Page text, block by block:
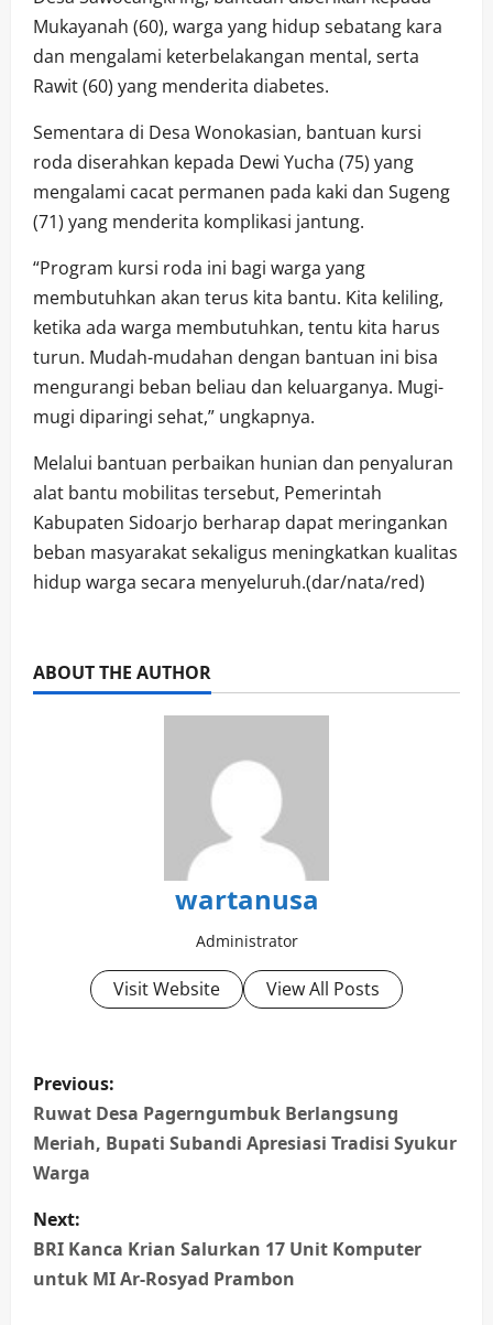
Mukayanah (60), warga yang hidup sebatang kara
dan mengalami keterbelakangan mental, serta
Rawit (60) yang menderita diabetes.
Sementara di Desa Wonokasian, bantuan kursi
roda diserahkan kepada Dewi Yucha (75) yang
mengalami cacat permanen pada kaki dan Sugeng
(71) yang menderita komplikasi jantung.
“Program kursi roda ini bagi warga yang
membutuhkan akan terus kita bantu. Kita keliling,
ketika ada warga membutuhkan, tentu kita harus
turun. Mudah-mudahan dengan bantuan ini bisa
mengurangi beban beliau dan keluarganya. Mugi-
mugi diparingi sehat,” ungkapnya.
Melalui bantuan perbaikan hunian dan penyaluran
alat bantu mobilitas tersebut, Pemerintah
Kabupaten Sidoarjo berharap dapat meringankan
beban masyarakat sekaligus meningkatkan kualitas
hidup warga secara menyeluruh.(dar/nata/red)
ABOUT THE AUTHOR
wartanusa
Administrator
Visit Website View All Posts
P
o
s
t
n
Previous:
Ruwat Desa Pagerngumbuk Berlangsung
Meriah, Bupati Subandi Apresiasi Tradisi Syukur
Warga
Next:
BRI Kanca Krian Salurkan 17 Unit Komputer
untuk MI Ar-Rosyad Prambon